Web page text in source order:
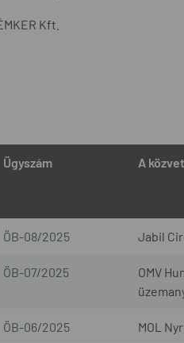
Kft.
Ügyszám A
ÖB-08/2025 Jabil
ÖB-07/2025
OMV
ÖB-06/2025 MOL